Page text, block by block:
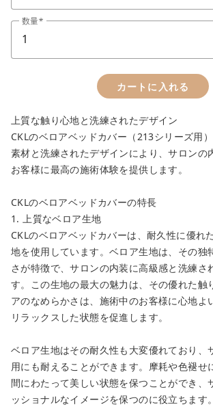
数量
カートに入れる
上質な触り心地と洗練されたデザイン
CKLのベロアベッドカバー（213シリーズ用
素材と洗練されたデザインにより、サロンの
お客様に最高の施術体験を提供します。
CKLのベロアベッドカバーの特長
1. 上質なベロア生地
CKLのベロアベッドカバーは、耐久性に優れ
地を使用しています。ベロア生地は、その独
さが特徴で、サロンの内装に高級感と洗練さ
す。この生地の最大の魅力は、その優れた触
アのなめらかさは、施術中のお客様に心地よ
リラックスした状態を促進します。
ベロア生地はその耐久性も大変優れており、
用にも耐えることができます。摩耗や色褪せ
間にわたって美しい状態を保つことができ、
ッショナルなイメージを保つのに役立ちます。